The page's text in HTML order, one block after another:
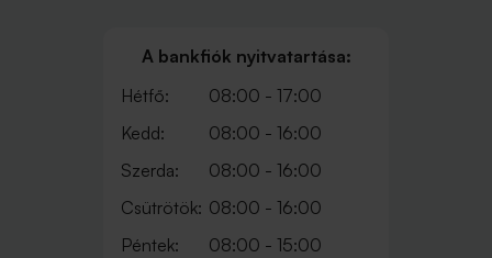
A bankfiók nyitvatartása:
Hétfő:
08:00 - 17:00
Kedd:
08:00 - 16:00
Szerda:
08:00 - 16:00
Csütrötök: 08:00 - 16:00
Péntek:
08:00 - 15:00